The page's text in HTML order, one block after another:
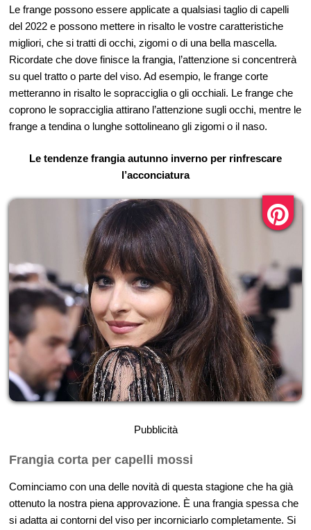
Le frange possono essere applicate a qualsiasi taglio di capelli
del 2022 e possono mettere in risalto le vostre caratteristiche
migliori, che si tratti di occhi, zigomi o di una bella mascella.
Ricordate che dove finisce la frangia, l’attenzione si concentrerà
su quel tratto o parte del viso. Ad esempio, le frange corte
metteranno in risalto le sopracciglia o gli occhiali. Le frange che
coprono le sopracciglia attirano l’attenzione sugli occhi, mentre le
frange a tendina o lunghe sottolineano gli zigomi o il naso.
Le tendenze frangia autunno inverno per rinfrescare
l’acconciatura
Pubblicità
Frangia corta per capelli mossi
Cominciamo con una delle novità di questa stagione che ha già
ottenuto la nostra piena approvazione. È una frangia spessa che
si adatta ai contorni del viso per incorniciarlo completamente. Si